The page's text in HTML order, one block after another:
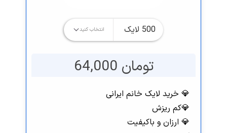
تومان 64,000
💎 خرید لایک خانم ایرانی
💎کم ریزش
💎 ارزان و باکیفیت